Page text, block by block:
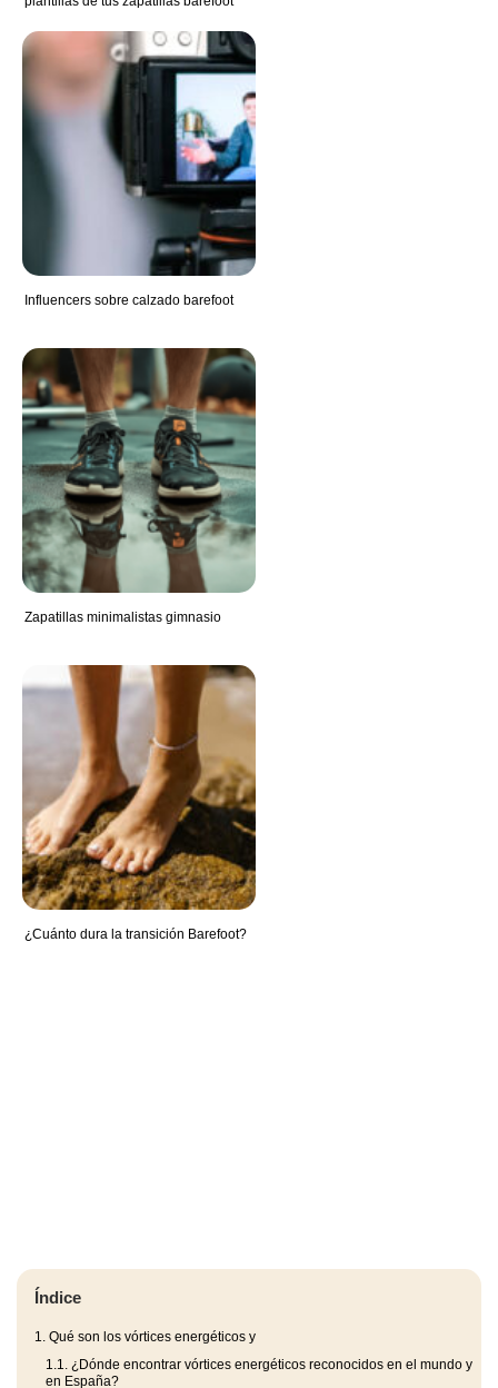
Influencers sobre calzado barefoot
Zapatillas minimalistas gimnasio
¿Cuánto dura la transición Barefoot?
Índice
1.
Qué son los vórtices energéticos y
1.1.
¿Dónde encontrar vórtices energéticos reconocidos en el mundo y
en España?